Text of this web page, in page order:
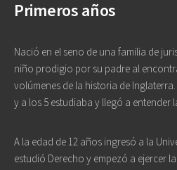
Primeros años
Nació en el seno de una familia de
niño prodigio por su padre al
volúmenes de la historia de
y a los 5 estudiaba y llegó a entender
A la edad de 12 años ingresó a la
estudió Derecho y empezó a ejercer